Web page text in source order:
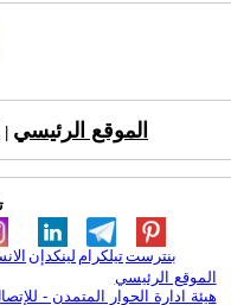
الموقع الرئيسي
لينكدإن تيلكرامبنترست
الموقع الرئيسي
هيئة ادارة الحوار المتمدن -